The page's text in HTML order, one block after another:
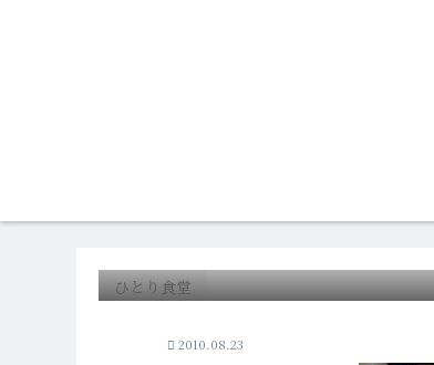
ひとり食堂
2010.08.23